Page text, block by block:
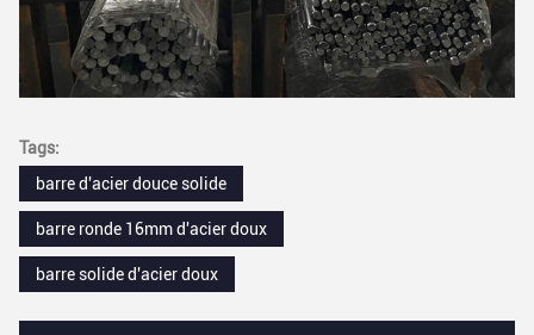
Tags:
barre d'acier douce solide
barre ronde 16mm d'acier doux
barre solide d'acier doux